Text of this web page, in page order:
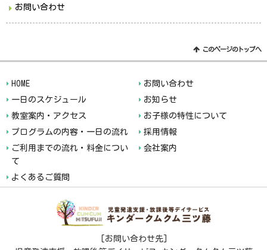
お問い合わせ
このページのトップへ
HOME
一日のスケジュール
教室案内・アクセス
プログラムの内容・一日の流れ
ご利用までの流れ・料金につい
て
よくあるご質問
お問い合わせ
お知らせ
お子様の特性について
採用情報
会社案内
[お問い合わせ先]